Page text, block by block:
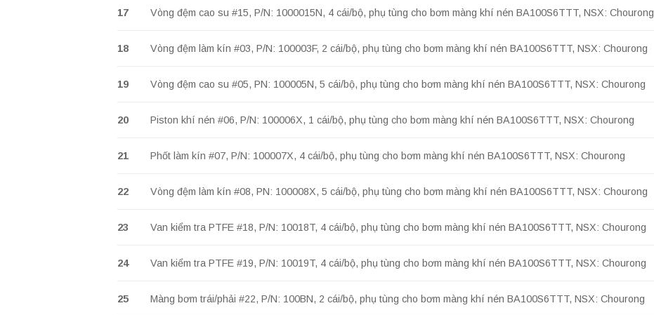
17 Vòng đệm cao su #15, P/N: 1000015N, 4 cái/bộ, phụ tùng cho bơm màng khí nén BA100S6TTT, NSX: Chourong
18 Vòng đệm làm kín #03, P/N: 100003F, 2 cái/bộ, phụ tùng cho bơm màng khí nén BA100S6TTT, NSX: Chourong
19 Vòng đệm cao su #05, PN: 100005N, 5 cái/bộ, phụ tùng cho bơm màng khí nén BA100S6TTT, NSX: Chourong
20 Piston khí nén #06, P/N: 100006X, 1 cái/bộ, phụ tùng cho bơm màng khí nén BA100S6TTT, NSX: Chourong
21 Phốt làm kín #07, P/N: 100007X, 4 cái/bộ, phụ tùng cho bơm màng khí nén BA100S6TTT, NSX: Chourong
22 Vòng đệm làm kín #08, PN: 100008X, 5 cái/bộ, phụ tùng cho bơm màng khí nén BA100S6TTT, NSX: Chourong
23 Van kiểm tra PTFE #18, P/N: 10018T, 4 cái/bộ, phụ tùng cho bơm màng khí nén BA100S6TTT, NSX: Chourong
24 Van kiểm tra PTFE #19, P/N: 10019T, 4 cái/bộ, phụ tùng cho bơm màng khí nén BA100S6TTT, NSX: Chourong
25 Màng bơm trái/phải #22, P/N: 100BN, 2 cái/bộ, phụ tùng cho bơm màng khí nén BA100S6TTT, NSX: Chourong